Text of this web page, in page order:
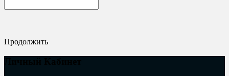
Продолжить